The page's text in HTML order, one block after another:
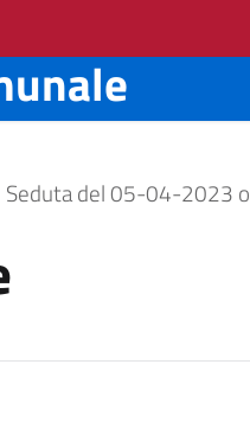
Seduta del 05-04-2023